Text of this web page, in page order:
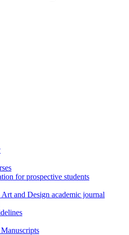
for prospective students
and Design academic journal